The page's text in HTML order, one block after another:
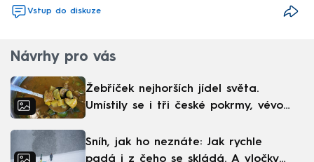
Vstup do diskuze
Návrhy pro vás
Žebříček nejhorších jídel světa.
Umístily se i tři české pokrmy, vévodí
Sníh, jak ho neznáte: Jak rychle
padá i z čeho se skládá. A vločky